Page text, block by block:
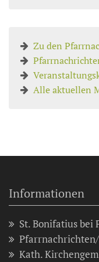
Zu den
Alle aktuellen
Informationen
St. Bonifatius bei
Kath.